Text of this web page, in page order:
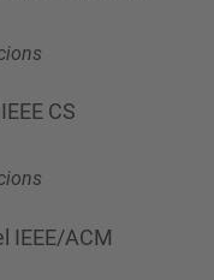
CS
IEEE/ACM